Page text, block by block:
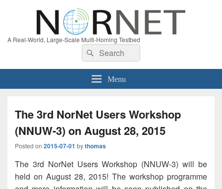
A Real-World, Large-Scale Multi-Homing Testbed
Search
for:
Search
Menu
The 3rd NorNet Users Workshop
(NNUW-3) on August 28, 2015
Posted on 2015-07-01 bythomas
The 3rd NorNet Users Workshop (NNUW-3) will be
held on August 28, 2015! The workshop programme